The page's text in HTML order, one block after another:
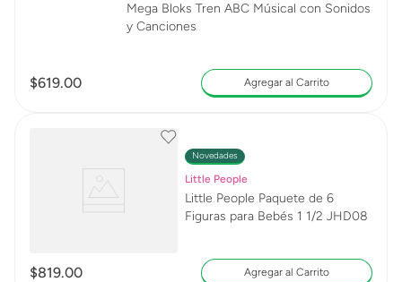
Mega Bloks Tren ABC Músical con Sonidos
y Canciones
$619.00 Agregar al Carrito
Novedades
Little People
Little People Paquete de 6
Figuras para Bebés 1 1/2 JHD08
$819.00 Agregar al Carrito